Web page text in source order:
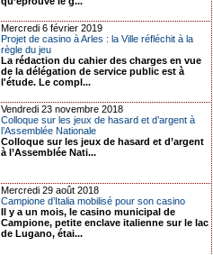
Mercredi 6 février 2019
Projet de casino à Arles : la Ville réfléchit à la
règle du jeu
La rédaction du cahier des charges en vue
de la délégation de service public est à
l'étude. Le compl...
Vendredi 23 novembre 2018
Colloque sur les jeux de hasard et d’argent à
l’Assemblée Nationale
Colloque sur les jeux de hasard et d’argent
à l’Assemblée Nati...
Mercredi 29 août 2018
Campione d’Italia mobilisé pour son casino
Il y a un mois, le casino municipal de
Campione, petite enclave italienne sur le lac
de Lugano, étai...